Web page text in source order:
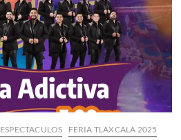
ESPECTACULOS FERIA TLAXCALA 2025